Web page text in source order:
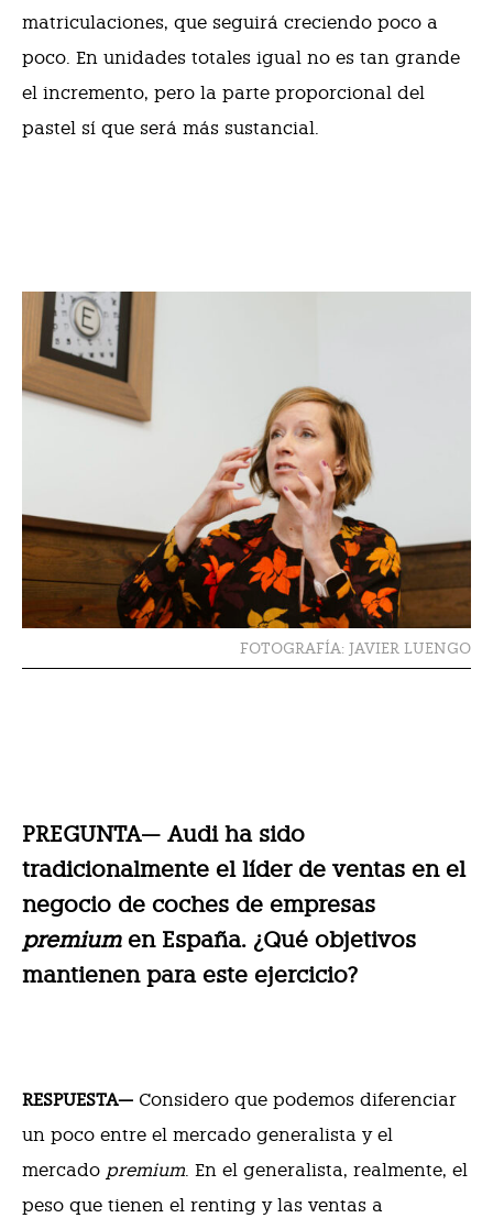
matriculaciones, que seguirá creciendo poco a
poco. En unidades totales igual no es tan grande
el incremento, pero la parte proporcional del
pastel sí que será más sustancial.
FOTOGRAFÍA: JAVIER LUENGO
PREGUNTA— Audi ha sido
tradicionalmente el líder de ventas en el
negocio de coches de empresas
premiumen España. ¿Qué objetivos
mantienen para este ejercicio?
RESPUESTA— Considero que podemos diferenciar
un poco entre el mercado generalista y el
mercado premium. En el generalista, realmente, el
peso que tienen el renting y las ventas a